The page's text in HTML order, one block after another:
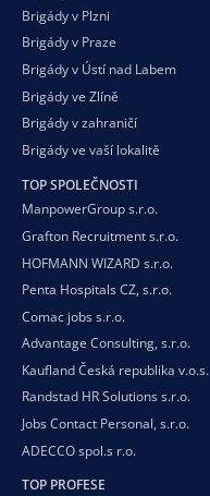
Brigády v Plzni
Brigády v Praze
Brigády v Ústí nad Labem
Brigády ve Zlíně
Brigády v zahraničí
Brigády ve vaší lokalitě
TOP SPOLEČNOSTI
ManpowerGroup s.r.o.
Grafton Recruitment s.r.o.
HOFMANN WIZARD s.r.o.
Penta Hospitals CZ, s.r.o.
Comac jobs s.r.o.
Advantage Consulting, s.r.o.
Kaufland Česká republika v.o.s.
Randstad HR Solutions s.r.o.
Jobs Contact Personal, s.r.o.
ADECCO spol.s r.o.
TOP PROFESE